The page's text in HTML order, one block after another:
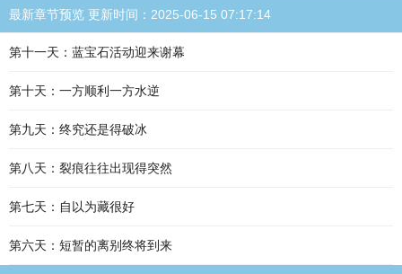
最新章节预览 更新时间：2025-06-15 07:17:14
第十一天：蓝宝石活动迎来谢幕
第十天：一方顺利一方水逆
第九天：终究还是得破冰
第八天：裂痕往往出现得突然
第七天：自以为藏很好
第六天：短暂的离别终将到来